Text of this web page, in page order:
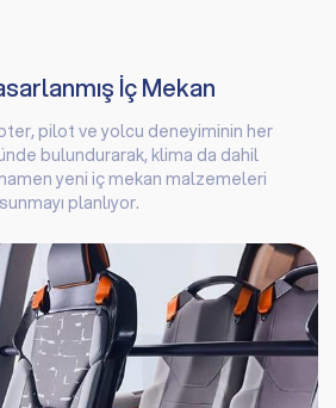
İç Mekan
pilot ve yolcu deneyiminin her
bulundurarak, klima da dahil
yeni iç mekan malzemeleri
sunmayı planlıyor.